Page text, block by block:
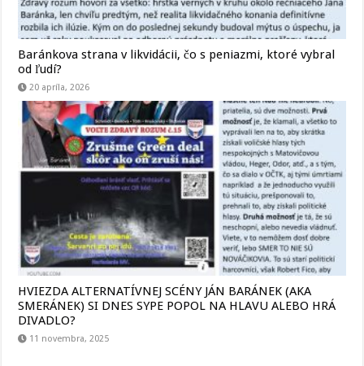
Baránkova strana v likvidácii, čo s peniazmi, ktoré vybral
od ľudí?
20 apríla, 2026
HVIEZDA ALTERNATÍVNEJ SCÉNY JÁN BARÁNEK (AKA
SMERÁNEK) SI DNES SYPE POPOL NA HLAVU ALEBO HRÁ
DIVADLO?
11 novembra, 2025